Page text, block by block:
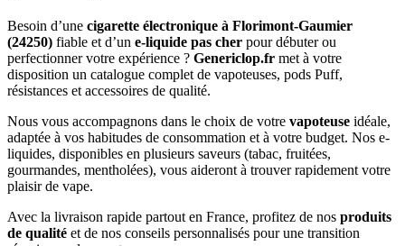
Besoin d’une cigarette électronique à Florimont-Gaumier
(24250) fiable et d’un e-liquide pas cher pour débuter ou
perfectionner votre expérience ? Genericlop.fr met à votre
disposition un catalogue complet de vapoteuses, pods Puff,
résistances et accessoires de qualité.
Nous vous accompagnons dans le choix de votre vapoteuse idéale,
adaptée à vos habitudes de consommation et à votre budget. Nos e-
liquides, disponibles en plusieurs saveurs (tabac, fruitées,
gourmandes, mentholées), vous aideront à trouver rapidement votre
plaisir de vape.
Avec la livraison rapide partout en France, profitez de nos produits
de qualité et de nos conseils personnalisés pour une transition